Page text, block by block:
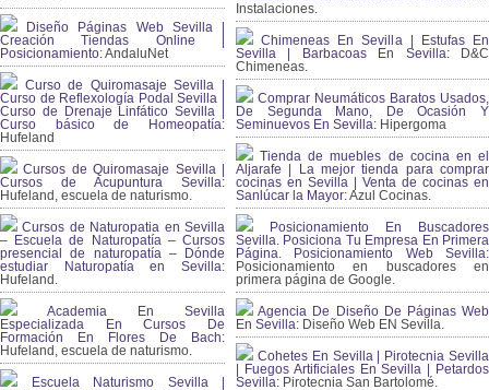
Diseño Páginas Web Sevilla |
Creación Tiendas Online |
Posicionamiento:AndaluNet
Curso de Quiromasaje Sevilla |
Curso de Reflexología Podal Sevilla |
Curso de Drenaje Linfático Sevilla |
Curso básico de Homeopatía:
Hufeland
Cursos de Quiromasaje Sevilla |
Cursos de Acupuntura Sevilla:
Hufeland, escuela de naturismo.
Cursos de Naturopatia en Sevilla
– Escuela de Naturopatía – Cursos
presencial de naturopatía – Dónde
estudiar Naturopatía en Sevilla:
Hufeland.
Academia En Sevilla
Especializada En Cursos De
Formación En Flores De Bach:
Hufeland, escuela de naturismo.
Escuela Naturismo Sevilla |
Instalaciones.
Chimeneas En Sevilla | Estufas En
Sevilla | Barbacoas En Sevilla:D&C
Chimeneas.
Comprar Neumáticos Baratos Usados,
De Segunda Mano, De Ocasión Y
Seminuevos En Sevilla: Hipergoma
Tienda de muebles de cocina en el
Aljarafe | La mejor tienda para comprar
cocinas en Sevilla | Venta de cocinas en
Sanlúcar la Mayor:Azul Cocinas.
Posicionamiento En Buscadores
Sevilla. Posiciona Tu Empresa En Primera
Página. Posicionamiento Web Sevilla:
Posicionamiento en buscadores en
primera página de Google.
Agencia De Diseño De Páginas Web
En Sevilla: Diseño Web EN Sevilla.
Cohetes En Sevilla | Pirotecnia Sevilla
| Fuegos Artificiales En Sevilla | Petardos
Sevilla: Pirotecnia San Bartolomé.